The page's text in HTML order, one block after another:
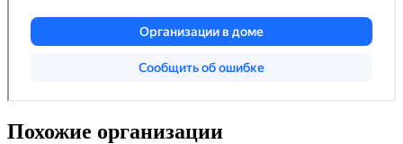
Похожие организации